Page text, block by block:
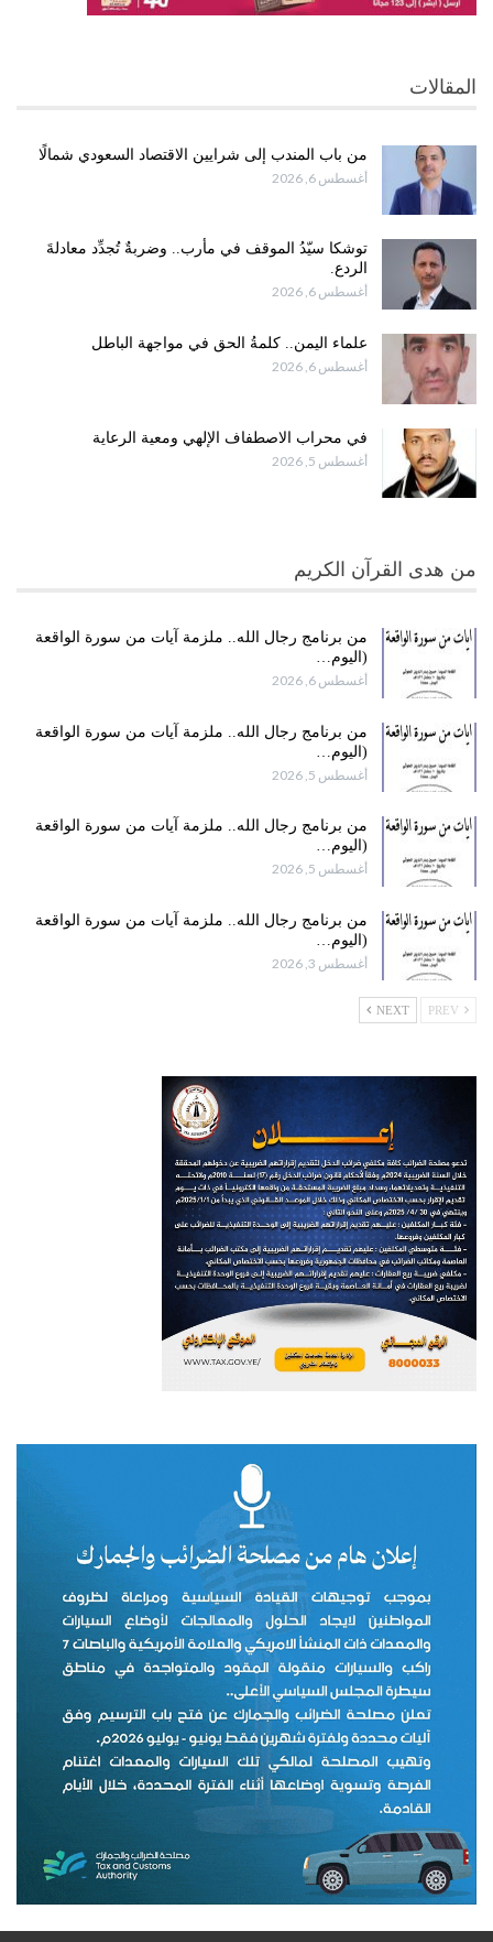
المقالات
من باب المندب إلى شرايين الاقتصاد السعودي شمالًا
أغسطس 6, 2026
توشكا سيّدُ الموقف في مأرب.. وضربةٌ تُجدِّد معادلةَ
الردع.
أغسطس 6, 2026
علماء اليمن.. كلمةُ الحق في مواجهة الباطل
أغسطس 6, 2026
في محراب الاصطفاف الإلهي ومعية الرعاية
أغسطس 5, 2026
من هدى القرآن الكريم
من برنامج رجال الله.. ملزمة آيات من سورة الواقعة
(اليوم…
أغسطس 6, 2026
من برنامج رجال الله.. ملزمة آيات من سورة الواقعة
(اليوم…
أغسطس 5, 2026
من برنامج رجال الله.. ملزمة آيات من سورة الواقعة
(اليوم…
أغسطس 5, 2026
من برنامج رجال الله.. ملزمة آيات من سورة الواقعة
(اليوم…
أغسطس 3, 2026
NEXT